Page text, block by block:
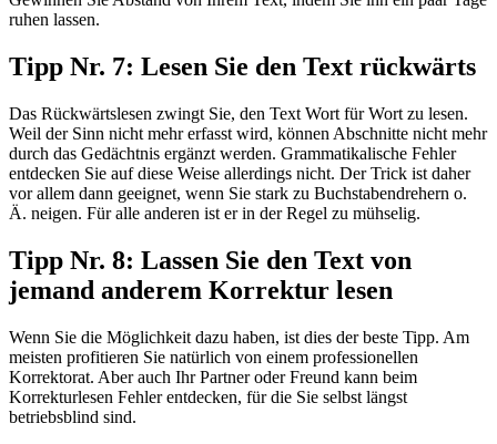
ruhen lassen.
Tipp Nr. 7: Lesen Sie den Text rückwärts
Das Rückwärtslesen zwingt Sie, den Text Wort für Wort zu lesen.
Weil der Sinn nicht mehr erfasst wird, können Abschnitte nicht mehr
durch das Gedächtnis ergänzt werden. Grammatikalische Fehler
entdecken Sie auf diese Weise allerdings nicht. Der Trick ist daher
vor allem dann geeignet, wenn Sie stark zu Buchstabendrehern o.
Ä. neigen. Für alle anderen ist er in der Regel zu mühselig.
Tipp Nr. 8: Lassen Sie den Text von
jemand anderem Korrektur lesen
Wenn Sie die Möglichkeit dazu haben, ist dies der beste Tipp. Am
meisten profitieren Sie natürlich von einem professionellen
Korrektorat. Aber auch Ihr Partner oder Freund kann beim
Korrekturlesen Fehler entdecken, für die Sie selbst längst
betriebsblind sind.